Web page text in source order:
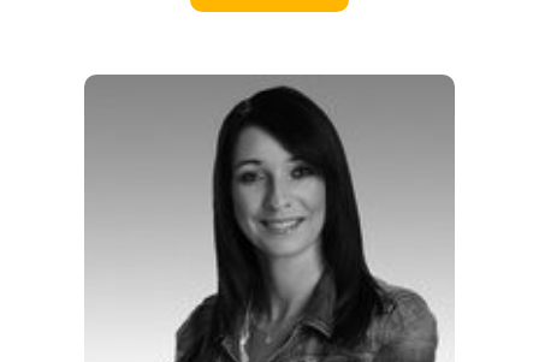
ORTE
EVENTS
REISEFÜHRER
REISEMAGAZINE
THEMEN